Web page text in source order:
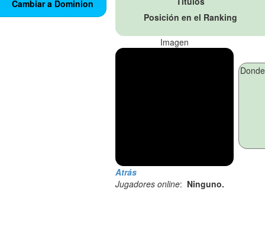
Cambiar a Dominion
Posición en el Ranking
Imagen
Atrás
Jugadores online: Ninguno.